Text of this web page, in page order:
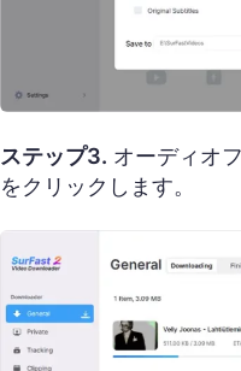
ステップ3. オーディオ
をクリックします。